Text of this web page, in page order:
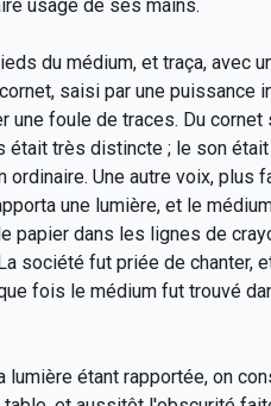
usage de ses mains.
du médium, et traça, avec
saisi par une puissance
une foule de traces. Du cornet
était très distincte ; le son
Une autre voix, plus
une lumière, et le
papier dans les lignes de
société fut priée de chanter,
fois le médium fut trouvé
étant rapportée, on